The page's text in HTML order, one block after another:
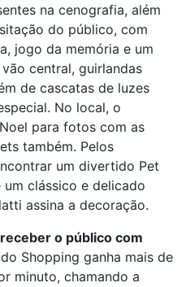
na cenografia, além
do público, com
jogo da memória e um
central, guirlandas
de cascatas de luzes
No local, o
para fotos com as
também. Pelos
um divertido Pet
clássico e delicado
assina a decoração.
o público com
Shopping ganha mais de
minuto, chamando a